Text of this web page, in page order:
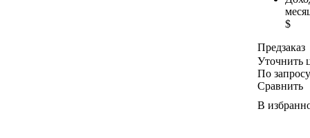
$
Предзаказ
Уточнить
По запросу
Сравнить
В